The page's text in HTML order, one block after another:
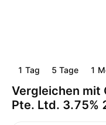
1 Tag 5 Tage 1
Vergleichen mit
Pte. Ltd. 3.75%